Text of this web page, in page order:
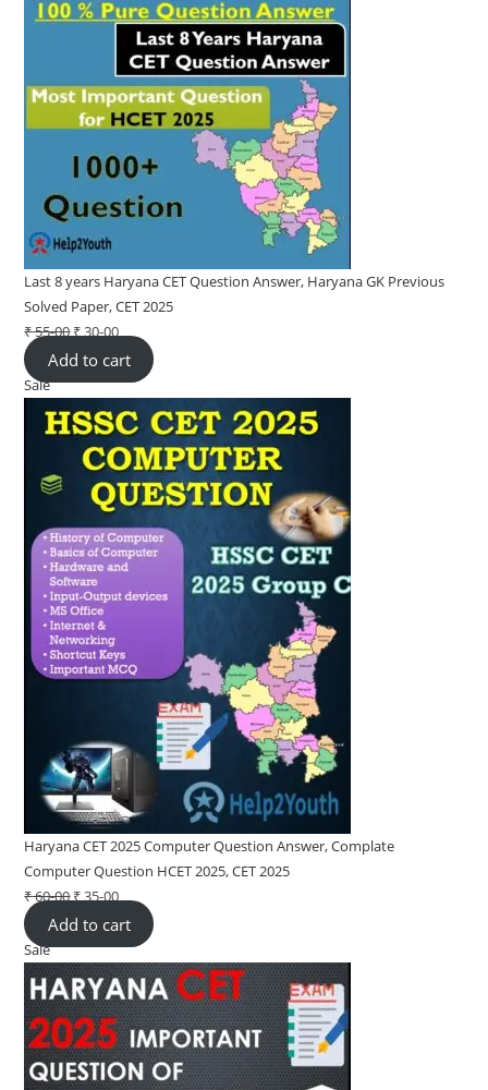
Last 8 years Haryana CET Question Answer, Haryana GK Previous
Solved Paper, CET 2025
₹55-00Original
price
was:
₹ 55-
00.
₹30-00Current
price
is:
₹ 30-
00.
Add to cart
SaleProduct
on
sale
Haryana CET 2025 Computer Question Answer, Complate
Computer Question HCET 2025, CET 2025
₹60-00Original
price
was:
₹ 60-
00.
₹35-00Current
price
is:
₹ 35-
00.
Add to cart
SaleProduct
on
sale